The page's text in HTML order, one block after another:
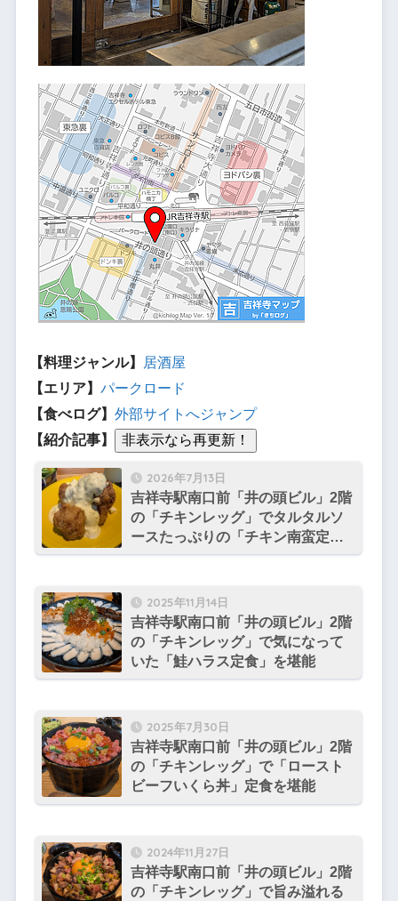
【料理ジャンル】
居酒屋
【エリア】 パークロード
【食べログ】 外部サイトへジャンプ
【紹介記事】
2026年7月13日
吉祥寺駅南口前「井の頭ビル」2階
の「チキンレッグ」でタルタルソ
ースたっぷりの「チキン南蛮定
食」を堪能
2025年11月14日
吉祥寺駅南口前「井の頭ビル」2階
の「チキンレッグ」で気になって
いた「鮭ハラス定食」を堪能
2025年7月30日
吉祥寺駅南口前「井の頭ビル」2階
の「チキンレッグ」で「ロースト
ビーフいくら丼」定食を堪能
2024年11月27日
吉祥寺駅南口前「井の頭ビル」2階
の「チキンレッグ」で旨み溢れる